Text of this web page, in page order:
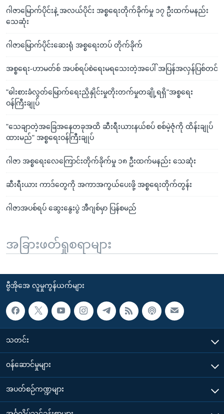
ဂါဇာမြောက်ပိုင်းနဲ့ အလယ်ပိုင်း အစ္စရေးတိုက်ခိုက်မှု ၁၇ ဦးထက်မနည်း
သေဆုံး
ဂါဇာမြောက်ပိုင်းဆေးရုံ အစ္စရေးတပ် တိုက်ခိုက်
အစ္စရေး-ဟာမတ်စ် အပစ်ရပ်စဲရေးမရသေးတဲ့အပေါ် အပြန်အလှန်ပြစ်တင်
"ဓါးစားခံလွတ်မြောက်ရေးညှိနှိုင်းမှုတိုးတက်မှုတချို့ရရှိ"အစ္စရေး
ဝန်ကြီးချုပ်
"သေချာတဲ့အခြေအနေတခုအထိ ဆီးရီးယားနယ်စပ် စစ်မဲ့ဇုံကို ထိန်းချုပ်
ထားမည်" အစ္စရေးဝန်ကြီးချုပ်
ဂါဇာ အစ္စရေးလေကြောင်းတိုက်ခိုက်မှု ၁၈ ဦးထက်မနည်း သေဆုံး
ဆီးရီးယား ကာဒ်တွေကို အကာအကွယ်ပေးဖို့ အစ္စရေးတိုက်တွန်း
ဂါဇာအပစ်ရပ် ဆွေးနွေးပွဲ အီဂျစ်မှာ ပြန်စမည်
အခြားဖတ်ရှုစရာများ
ဗွီအိုအေ လူမှုကွန်ယက်များ
သတင်း
၀န်ဆောင်မှုများ
အပတ်စဉ်ကဏ္ဍများ